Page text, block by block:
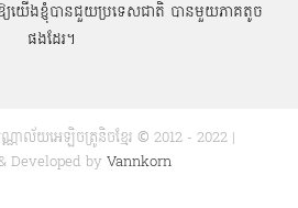
យើងខ្ញុំបានជួយប្រទេសជាតិ បានមួយភាគតូច
ផងដែរ។
ណាល័យអេឡិចត្រូនិចខ្មែរ © 2012 - 2022 |
Developed by Vannkorn